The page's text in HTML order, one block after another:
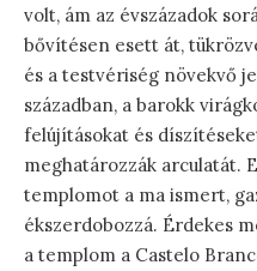
volt, ám az évszázadok
bővítésen esett át,
és a testvériség növekvő
században, a barokk
felújításokat és
meghatározzák arculatát.
templomot a ma ismert,
ékszerdobozzá. Érdekes
a templom a Castelo